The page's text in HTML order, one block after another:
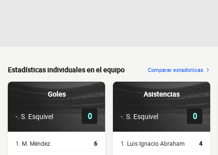
Estadísticas individuales en el equipo Comparar estadísticas
Goles
-. S. Esquivel 0
1. M. Méndez 6
Asistencias
-. S. Esquivel 0
1. Luis Ignacio Abraham 4